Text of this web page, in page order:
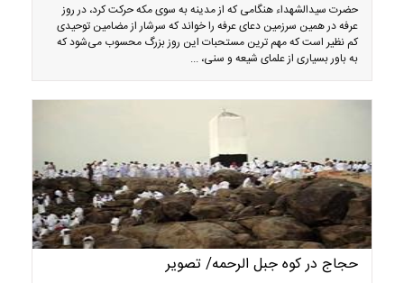
حضرت سیدالشهداء هنگامی که از مدینه به سوی مکه حرکت کرد، در روز
عرفه در همین سرزمین دعای عرفه را خواند که سرشار از مضامین توحیدی
کم نظیر است که مهم ترین مستحبات این روز بزرگ محسوب می‌شود که
به باور بسیاری از علمای شیعه و سنی، ...
حجاج در کوه جبل الرحمه/ تصویر